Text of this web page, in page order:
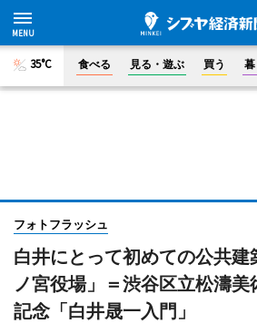
35°C 食べる 見る・遊ぶ 買う 暮
フォトフラッシュ
白井にとって初めての公共建
ノ宮役場」＝渋谷区立松濤
記念「白井晟一入門」